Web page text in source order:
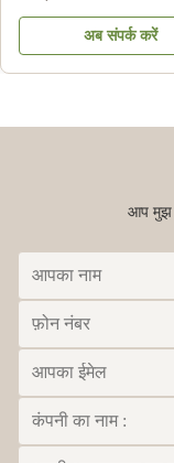
मेलामाइन प्लेट एचएस
39092000 . के लिए
अब संपर्क करें
आप मुझ